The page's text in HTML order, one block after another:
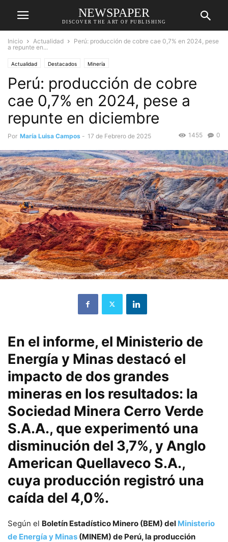
NEWSPAPER
DISCOVER THE ART OF PUBLISHING
Inicio Actualidad
Perú: producción de cobre cae 0,7% en 2024, pese
a repunte en...
Actualidad Destacados Minería
Perú: producción de cobre
cae 0,7% en 2024, pese a
repunte en diciembre
Por María Luisa Campos - 17 de Febrero de 2025 0
1455
En el informe, el Ministerio de
Energía y Minas destacó el
impacto de dos grandes
mineras en los resultados: la
Sociedad Minera Cerro Verde
S.A.A., que experimentó una
disminución del 3,7%, y Anglo
American Quellaveco S.A.,
cuya producción registró una
caída del 4,0%.
Según el Boletín Estadístico Minero (BEM) del Ministerio
de Energía y Minas (MINEM) de Perú, la producción